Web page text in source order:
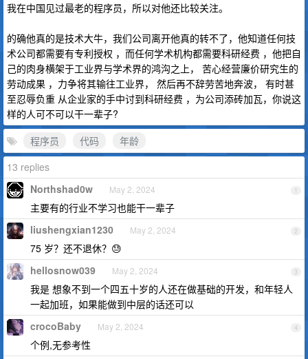
我在中国见过最老的程序员，所以对他还比较关注。
的确他真的是技术大牛，我们公司离开他真的转不了，他知道任何技
术公司都需要有专利授权 ，而任何学术机构都需要科研经费 ，他把自
己的肉身横架于工业界与学术界的鸿沟之上， 苦心经营廉价研究生的
劳动成果 ，力争将其输往工业界， 然后再不辞劳苦地奔波， 有时甚
至忍辱负重 从企业家的手中讨到科研经费 ，为公司添砖加瓦，你说这
样的人可不可以干一辈子?
程序员
代码
年龄
13 replies
1
Northshad0w May 2, 2024
主要有的行业不学习也能干一辈子
2
liushengxian1230 May 2, 2024
75 岁？还不退休？😓
3
hellosnow039 May 2, 2024
我是 想象不到一个四五十岁的人还在做基础的开发，和年轻人
一起加班，如果能做到中层的话还可以
4
crocoBaby May 2, 2024
个例,无参考性